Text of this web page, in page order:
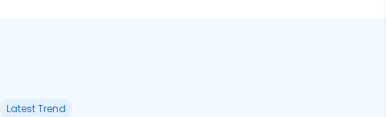
Latest Trend